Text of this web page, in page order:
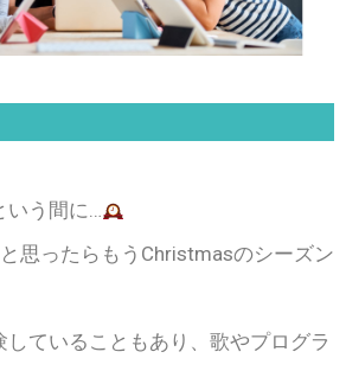
う間に…
思ったらもうChristmasのシーズン
ていることもあり、歌やプログラ